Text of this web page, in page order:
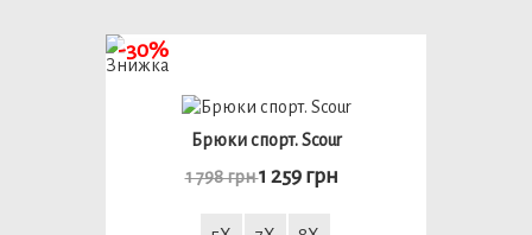
Брюки спорт. Scour
1 798 грн1 259 грн
-30%